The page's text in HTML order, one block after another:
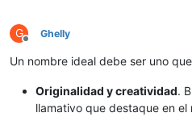
G
Desconectado
Ghelly
Un nombre ideal debe ser uno
Originalidad y creatividad.
llamativo que destaque en